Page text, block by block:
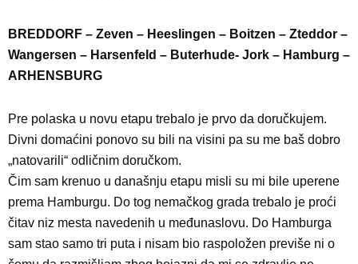
BREDDORF – Zeven – Heeslingen – Boitzen – Zteddor –
Wangersen – Harsenfeld – Buterhude- Jork – Hamburg –
ARHENSBURG
Pre polaska u novu etapu trebalo je prvo da doručkujem.
Divni domaćini ponovo su bili na visini pa su me baš dobro
„natovarili“ odličnim doručkom.
Čim sam krenuo u današnju etapu misli su mi bile uperene
prema Hamburgu. Do tog nemačkog grada trebalo je proći
čitav niz mesta navedenih u međunaslovu. Do Hamburga
sam stao samo tri puta i nisam bio raspoložen previše ni o